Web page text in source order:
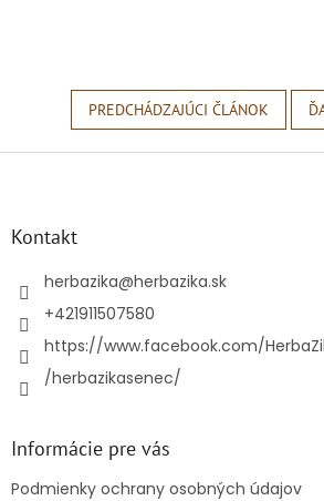
PREDCHÁDZAJÚCI ČLÁNOK
Z
Kontakt
herbazika@herbazika.sk
+421911507580
https://www.facebook.com/
/herbazikasenec/
Informácie pre vás
Podmienky ochrany osobných údajov